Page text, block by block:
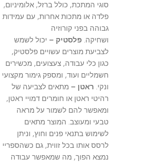
סוגי המתכת, כולל ברזל, אלומיניום,
פלדה או מתכות אחרות, עם עמידות
גבוהה בפני קורוזיה
ושחיקה. פלסטיק – יכול לשמש
לצביעת מוצרים עשויים פלסטיק,
כגון כלי עבודה, צעצועים, מכשירים
חשמליים ועוד, ומספק גימור מקצועי
ונקי. ראטן – מתאים לצביעה של
רהיטי ראטן או חומרים דמויי ראטן,
ומאפשר להם לשמור על מראה
טבעי ומעוצב. המוצר מתאים
לשימוש בתנאי פנים וחוץ, וניתן
לרסס אותו בכל זווית, גם כשהספריי
נמצא הפוך, מה שמאפשר עבודה